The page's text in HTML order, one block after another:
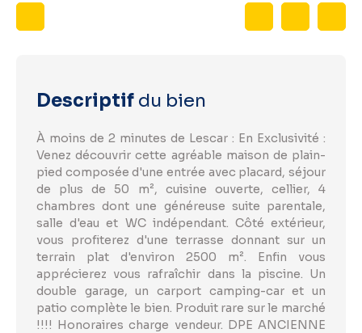
Descriptif du bien
À moins de 2 minutes de Lescar : En Exclusivité :
Venez découvrir cette agréable maison de plain-
pied composée d'une entrée avec placard, séjour
de plus de 50 m², cuisine ouverte, cellier, 4
chambres dont une généreuse suite parentale,
salle d'eau et WC indépendant. Côté extérieur,
vous profiterez d'une terrasse donnant sur un
terrain plat d'environ 2500 m². Enfin vous
apprécierez vous rafraîchir dans la piscine. Un
double garage, un carport camping-car et un
patio complète le bien. Produit rare sur le marché
!!!! Honoraires charge vendeur. DPE ANCIENNE